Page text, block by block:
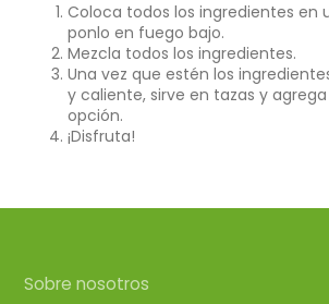
Coloca todos los ingredientes en
ponlo en fuego bajo.
Mezcla todos los ingredientes.
Una vez que estén los
y caliente, sirve en tazas y
opción.
¡Disfruta!
Sobre nosotros